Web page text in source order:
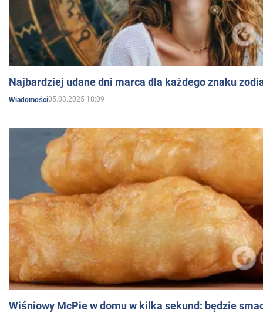
Najbardziej udane dni marca dla każdego znaku
Wiadomości05.03.2025 18:09
Wiśniowy McPie w domu w kilka sekund: będzie